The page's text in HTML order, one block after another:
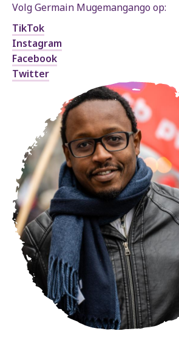
Volg Germain Mugemangango op:
TikTok
Instagram
Facebook
Twitter